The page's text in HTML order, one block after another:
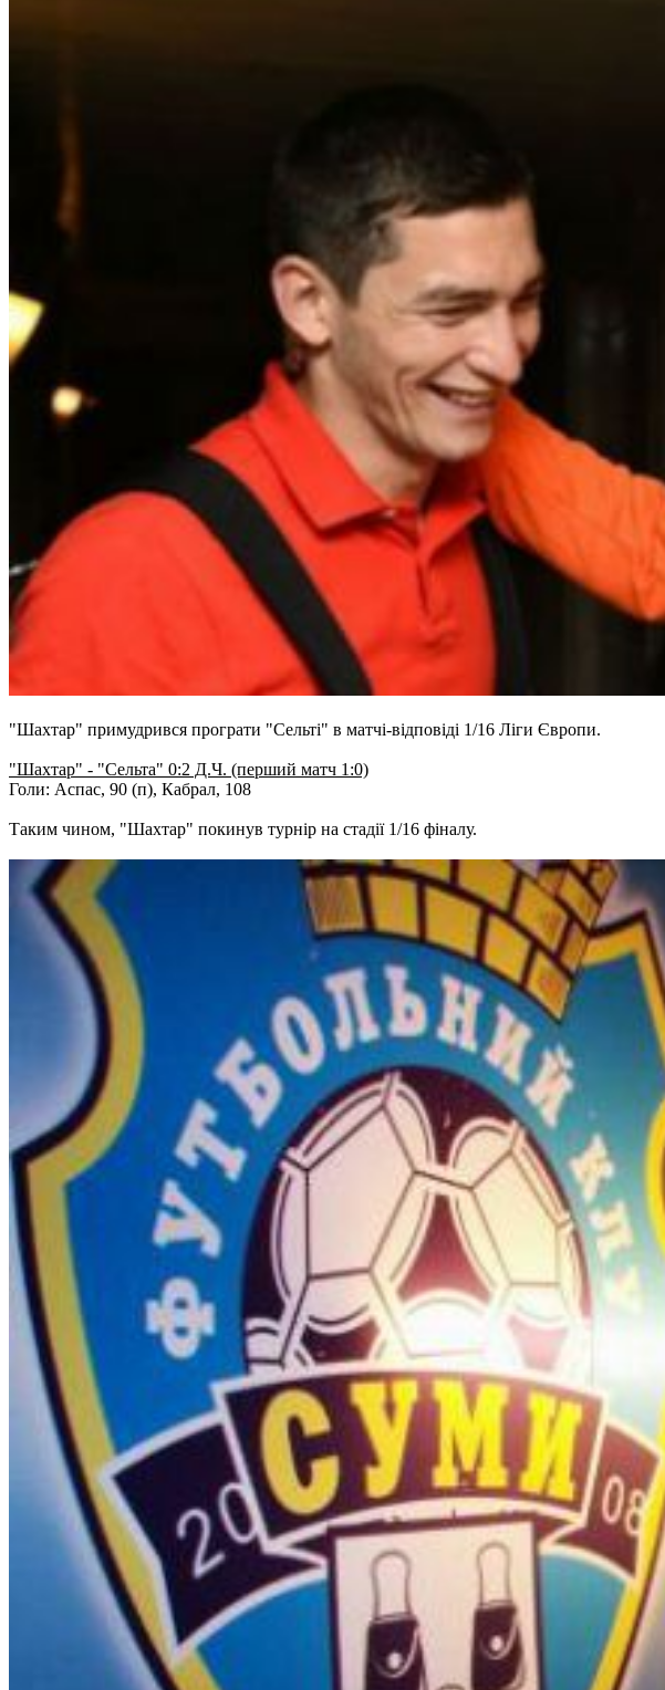
"Шахтар" примудрився програти "Сельті" в матчі-відповіді 1/16 Ліги Європи.
"Шахтар" - "Сельта" 0:2 Д.Ч. (перший матч 1:0)
Голи: Аспас, 90 (п), Кабрал, 108
Таким чином, "Шахтар" покинув турнір на стадії 1/16 фіналу.